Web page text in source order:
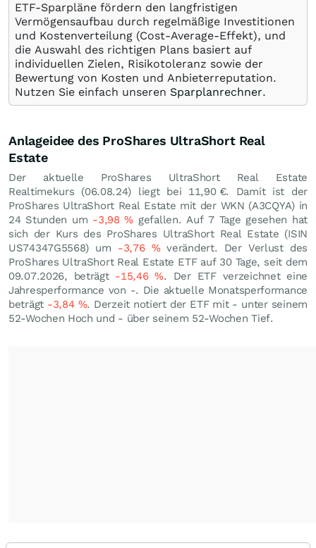
ETF-Sparpläne fördern den langfristigen
Vermögensaufbau durch regelmäßige Investitionen
und Kostenverteilung (Cost-Average-Effekt), und
die Auswahl des richtigen Plans basiert auf
individuellen Zielen, Risikotoleranz sowie der
Bewertung von Kosten und Anbieterreputation.
Nutzen Sie einfach unseren Sparplanrechner.
Anlageidee des ProShares UltraShort Real
Estate
Der aktuelle ProShares UltraShort Real Estate
Realtimekurs (06.08.24) liegt bei 11,90 €. Damit ist der
ProShares UltraShort Real Estate mit der WKN (A3CQYA) in
24 Stunden um -3,98% gefallen. Auf 7 Tage gesehen hat
sich der Kurs des ProShares UltraShort Real Estate (ISIN
US74347G5568) um -3,76 %verändert. Der Verlust des
ProShares UltraShort Real Estate ETF auf 30 Tage, seit dem
09.07.2026, beträgt -15,46%. Der ETF verzeichnet eine
Jahresperformance von -. Die aktuelle Monatsperformance
beträgt -3,84 %. Derzeit notiert der ETF mit - unter seinem
52-Wochen Hoch und - über seinem 52-Wochen Tief.